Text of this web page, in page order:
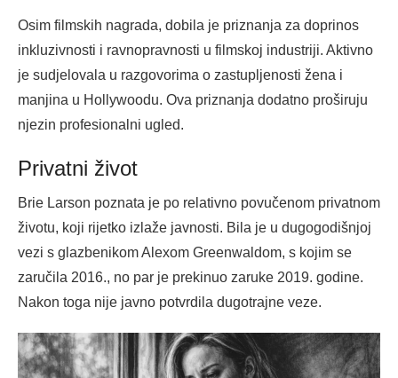
Osim filmskih nagrada, dobila je priznanja za doprinos
inkluzivnosti i ravnopravnosti u filmskoj industriji. Aktivno
je sudjelovala u razgovorima o zastupljenosti žena i
manjina u Hollywoodu. Ova priznanja dodatno proširuju
njezin profesionalni ugled.
Privatni život
Brie Larson poznata je po relativno povučenom privatnom
životu, koji rijetko izlaže javnosti. Bila je u dugogodišnjoj
vezi s glazbenikom Alexom Greenwaldom, s kojim se
zaručila 2016., no par je prekinuo zaruke 2019. godine.
Nakon toga nije javno potvrdila dugotrajne veze.